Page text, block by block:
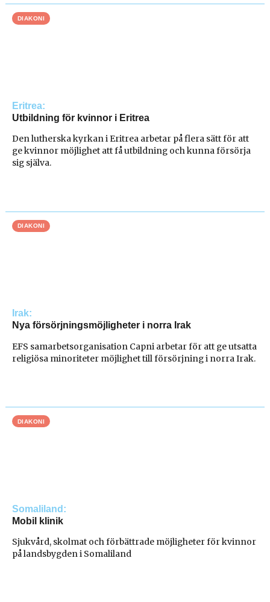
DIAKONI
Eritrea
Utbildning för kvinnor i Eritrea
Den lutherska kyrkan i Eritrea arbetar på flera sätt för att
ge kvinnor möjlighet att få utbildning och kunna försörja
sig själva.
DIAKONI
Irak
Nya försörjningsmöjligheter i norra Irak
EFS samarbetsorganisation Capni arbetar för att ge utsatta
religiösa minoriteter möjlighet till försörjning i norra Irak.
DIAKONI
Somaliland
Mobil klinik
Sjukvård, skolmat och förbättrade möjligheter för kvinnor
på landsbygden i Somaliland